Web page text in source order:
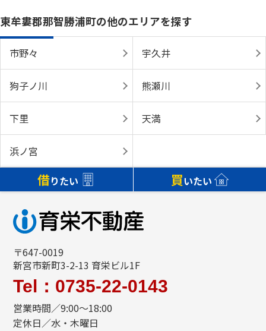
東牟婁郡那智勝浦町の他のエリアを探す
市野々 宇久井
狗子ノ川 熊瀬川
下里 天満
浜ノ宮
借りたい 買いたい
〒647-0019
新宮市新町3-2-13 育栄ビル1F
Tel：0735-22-0143
営業時間／9:00～18:00
定休日／水・木曜日